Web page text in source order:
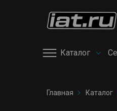
Каталог
сервис
Снегоходы
Квадроциклы
Главная Каталог